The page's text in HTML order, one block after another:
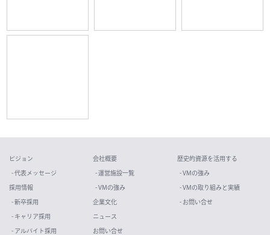
ビジョン
- 代表メッセージ
採用情報
- 新卒採用
- キャリア採用
- アルバイト採用
会社概要
- 運営施設一覧
- VMの強み
企業文化
ニュース
お問い合せ
歴史的資源を活用する
- VMの強み
- VMの取り組みと実績
- お問い合せ